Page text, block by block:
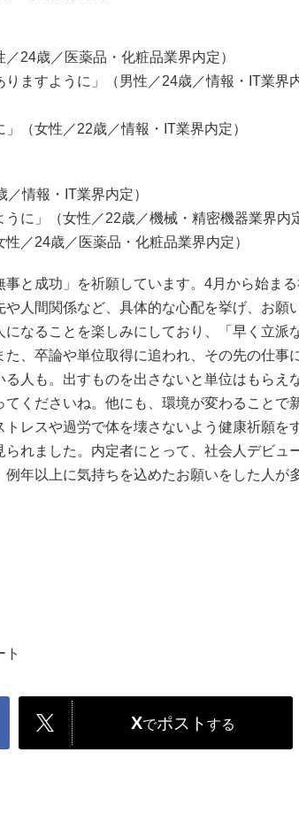
24歳／医薬品・化粧品業界内定）
りますように」（男性／24歳／情報・IT業界
（女性／22歳／情報・IT業界内定）
情報・IT業界内定）
に」（女性／22歳／機械・精密機器業界内
／24歳／医薬品・化粧品業界内定）
と成功」を祈願しています。4月から始まる
人間関係など、具体的な心配を挙げ、お願
なることを楽しみにしており、「早く立派
、卒論や単位取得に追われ、その先の仕事
人も。出すものを出さないと単位はもらえ
くださいね。他にも、環境が変わることで
レスや過労で体を壊さないよう健康祈願を
れました。内定者にとって、社会人デビュ
年以上に気持ちを込めたお願いをした人が
ト
Xでポスト する